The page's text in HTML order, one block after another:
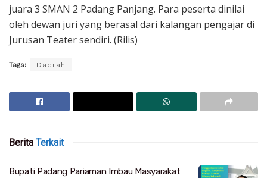
juara 3 SMAN 2 Padang Panjang. Para peserta dinilai
oleh dewan juri yang berasal dari kalangan pengajar di
Jurusan Teater sendiri. (Rilis)
Tags: Daerah
Berita Terkait
Bupati Padang Pariaman Imbau Masyarakat